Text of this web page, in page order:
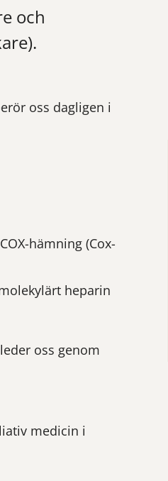
och
oss dagligen i
hämning (Cox-
heparin
oss genom
medicin i